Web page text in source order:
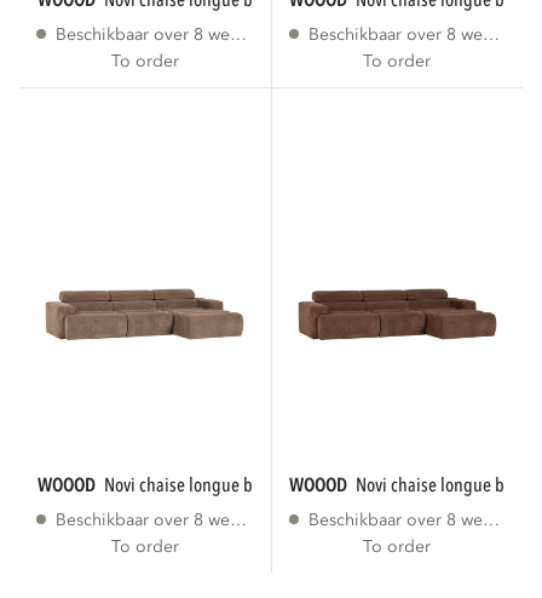
Beschikbaar over 8 weken
To order
Beschikbaar over 8 weken
To order
WOOOD novi chaise longue bank rechts...
Beschikbaar over 8 weken
To order
WOOOD novi chaise longue bank
Beschikbaar over 8 weken
To order